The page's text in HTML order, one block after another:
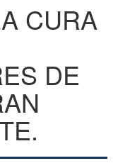
CURA
DE